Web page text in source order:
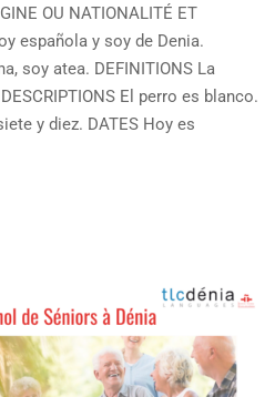
OU NATIONALITÉ ET
española y soy de Denia.
soy atea. DEFINITIONS La
El perro es blanco.
y diez. DATES Hoy es